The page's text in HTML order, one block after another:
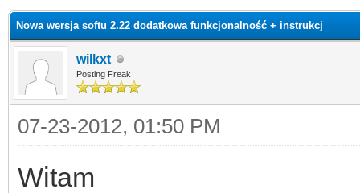
Nowa wersja softu 2.22 dodatkowa funkcjonalność + instrukcj
wilkxt
Posting Freak
07-23-2012, 01:50 PM
Witam